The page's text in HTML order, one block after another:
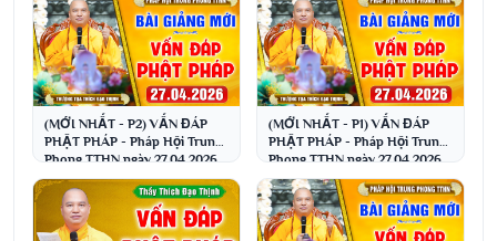
(MỚI NHẤT - P2) VẤN ĐÁP
PHẬT PHÁP - Pháp Hội Trung
Phong TTHN ngày 27.04.2026
│Thầy Thích Đạo Thịnh
(MỚI NHẤT - P1) VẤN ĐÁP
PHẬT PHÁP - Pháp Hội Trung
Phong TTHN ngày 27.04.2026
│Thầy Thích Đạo Thịnh